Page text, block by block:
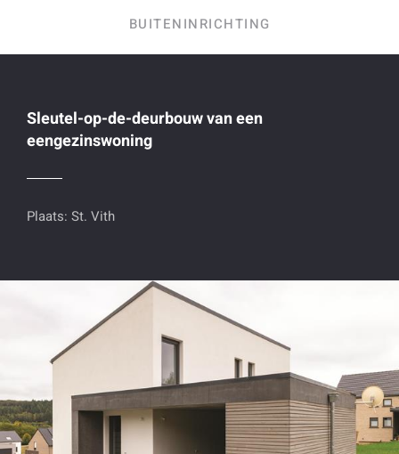
BUITENINRICHTING
Sleutel-op-de-deurbouw van een
eengezinswoning
Plaats: St. Vith